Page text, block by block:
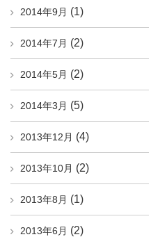
2014年9月 (1)
2014年7月 (2)
2014年5月 (2)
2014年3月 (5)
2013年12月 (4)
2013年10月 (2)
2013年8月 (1)
2013年6月 (2)